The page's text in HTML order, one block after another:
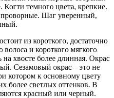
темного цвета, крепкие.
Шаг уверенный,
из короткого, достаточно
и короткого мягкого
хвосте более длинная. Окрас
Сезамовый окрас – это не
котором к основному цвету
более светлых оттенков. В
красный или черный.